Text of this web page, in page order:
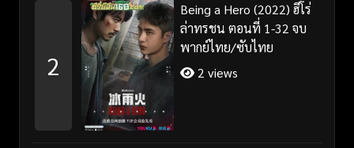
2
Being a Hero (2022) ฮีโร่
ล่าทรชน ตอนที่ 1-32 จบ
พากย์ไทย/ซับไทย
2 views